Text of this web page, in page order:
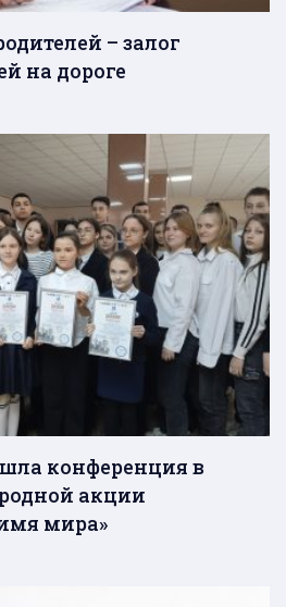
– залог
на дороге
конференция в
акции
мира»